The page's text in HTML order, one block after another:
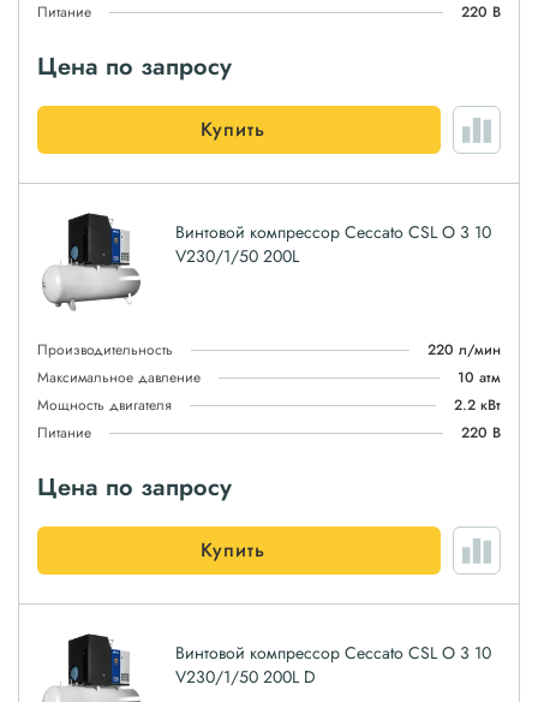
Питание
220 В
Цена по запросу
Купить
Винтовой компрессор Ceccato CSL O 3 10
V230/1/50 200L
Производительность
220 л/мин
Максимальное давление
10 атм
Мощность двигателя
2.2 кВт
Питание
220 В
Цена по запросу
Купить
Винтовой компрессор Ceccato CSL O 3 10
V230/1/50 200L D